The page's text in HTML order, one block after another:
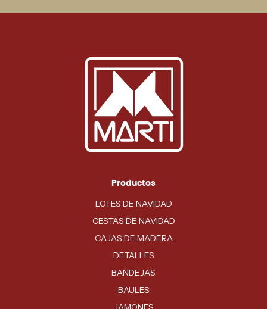
Productos
LOTES DE NAVIDAD
CESTAS DE NAVIDAD
CAJAS DE MADERA
DETALLES
BANDEJAS
BAULES